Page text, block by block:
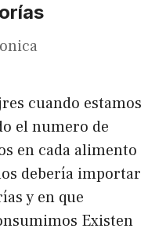
cuando estamos
el numero de
en cada alimento
debería importar
y en que
Existen